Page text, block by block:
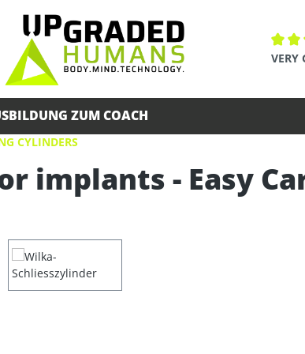
VERY
ZUM COACH
CYLINDERS
implants - Easy